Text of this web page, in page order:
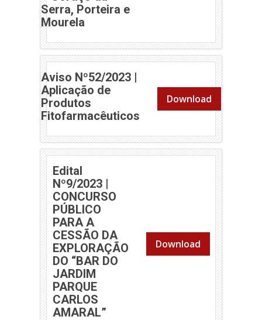
Serra, Porteira e
Mourela
Aviso Nº52/2023 |
Aplicação de
Produtos
Fitofarmacêuticos (abre em nova janela)
Download
Edital
Nº9/2023 |
CONCURSO
PÚBLICO
PARA A
CESSÃO DA
EXPLORAÇÃO
DO “BAR DO
JARDIM
PARQUE
CARLOS
AMARAL”(abre em nova janela)
Download